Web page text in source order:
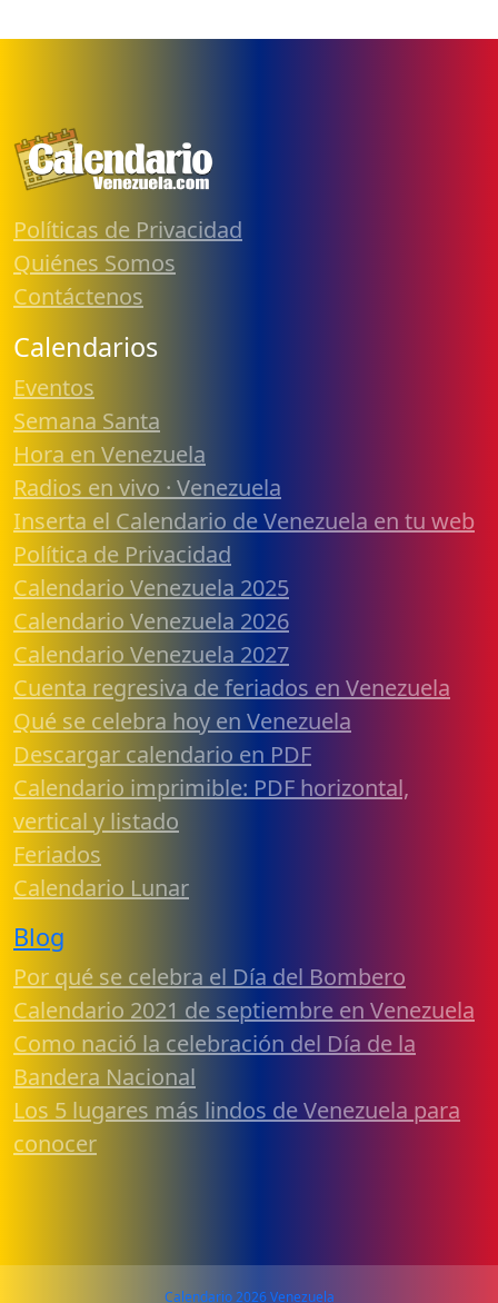
Políticas de Privacidad
Quiénes Somos
Contáctenos
Calendarios
Eventos
Semana Santa
Hora en Venezuela
Radios en vivo · Venezuela
Inserta el Calendario de Venezuela en tu web
Política de Privacidad
Calendario Venezuela 2025
Calendario Venezuela 2026
Calendario Venezuela 2027
Cuenta regresiva de feriados en Venezuela
Qué se celebra hoy en Venezuela
Descargar calendario en PDF
Calendario imprimible: PDF horizontal,
vertical y listado
Feriados
Calendario Lunar
Blog
Por qué se celebra el Día del Bombero
Calendario 2021 de septiembre en Venezuela
Como nació la celebración del Día de la
Bandera Nacional
Los 5 lugares más lindos de Venezuela para
conocer
Calendario 2026 Venezuela